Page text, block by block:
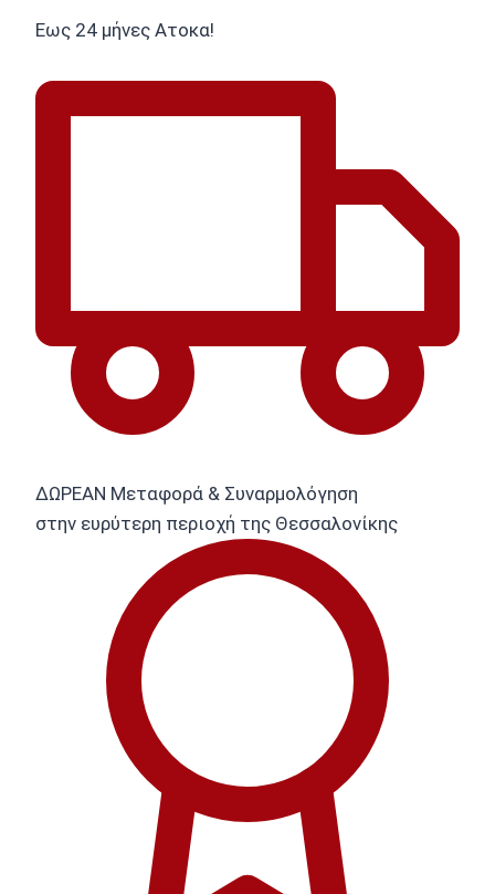
Εως 24 μήνες Ατοκα!
ΔΩΡΕΑΝ Μεταφορά & Συναρμολόγηση
στην ευρύτερη περιοχή της Θεσσαλονίκης